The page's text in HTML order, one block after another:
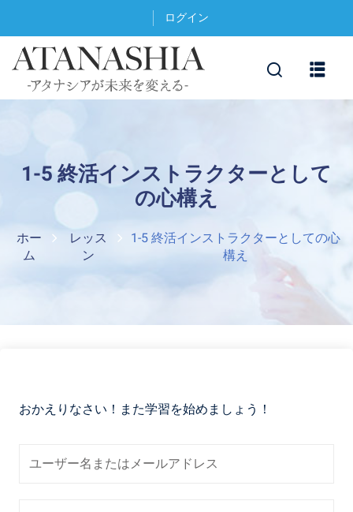
ログイン
1-5 終活インストラクターとして
の心構え
ホー
ム
レッス
ン
1-5 終活インストラクターとしての心
構え
おかえりなさい！また学習を始めましょう！